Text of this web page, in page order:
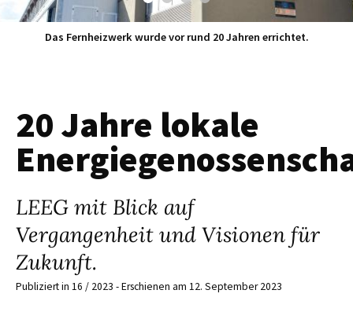
Das Fernheizwerk wurde vor rund 20 Jahren errichtet.
20 Jahre lokale
LEEG mit Blick auf
Vergangenheit und Visionen für
Zukunft.
Publiziert in 16 / 2023 - Erschienen am 12. September 2023